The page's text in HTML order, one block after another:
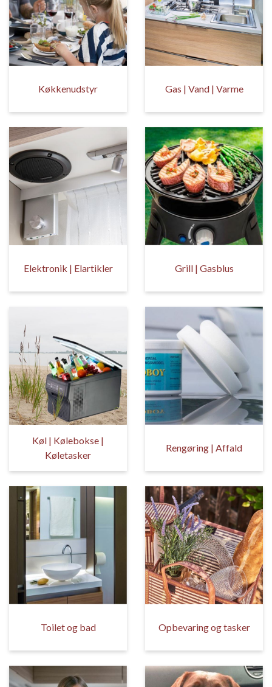
Køkkenudstyr Gas | Vand | Varme
Elektronik | Elartikler Grill | Gasblus
Køl | Kølebokse |
Køletasker
Rengøring | Affald
Toilet og bad Opbevaring og tasker